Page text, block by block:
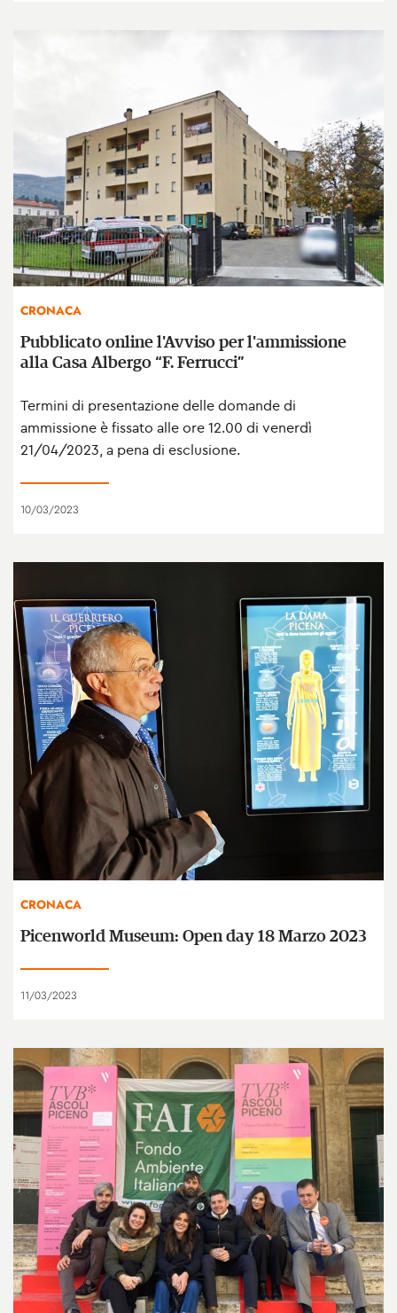
CRONACA
Pubblicato online l'Avviso per l'ammissione
alla Casa Albergo “F. Ferrucci”
Termini di presentazione delle domande di
ammissione è fissato alle ore 12.00 di venerdì
21/04/2023, a pena di esclusione.
10/03/2023
CRONACA
Picenworld Museum: Open day 18 Marzo 2023
11/03/2023